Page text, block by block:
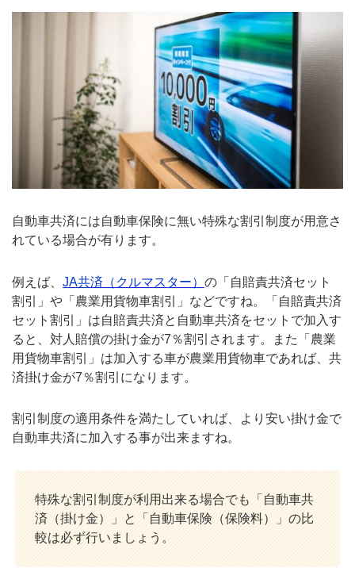
自動車共済には自動車保険に無い特殊な割引制度が用意さ
れている場合が有ります。
例えば、 JA共済（クルマスター） の「自賠責共済セット
割引」や「農業用貨物車割引」などですね。「自賠責共済
セット割引」は自賠責共済と自動車共済をセットで加入す
ると、対人賠償の掛け金が7％割引されます。また「農業
用貨物車割引」は加入する車が農業用貨物車であれば、共
済掛け金が7％割引になります。
割引制度の適用条件を満たしていれば、より安い掛け金で
自動車共済に加入する事が出来ますね。
特殊な割引制度が利用出来る場合でも「自動車共
済（掛け金）」と「自動車保険（保険料）」の比
較は必ず行いましょう。